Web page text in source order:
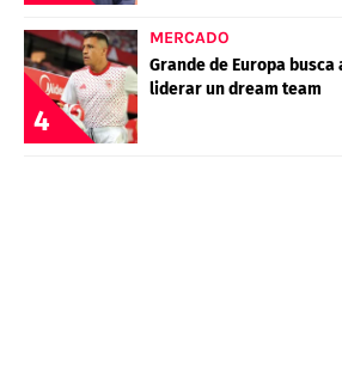
4
MERCADO
Grande de Europa busca
liderar un dream team